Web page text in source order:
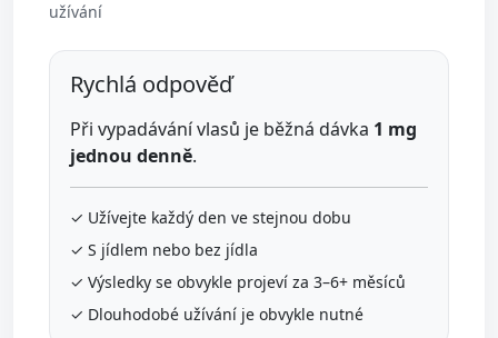
užívání
Rychlá odpověď
Při vypadávání vlasů je běžná dávka 1 mg
jednou denně.
✓ Užívejte každý den ve stejnou dobu
✓ S jídlem nebo bez jídla
✓ Výsledky se obvykle projeví za 3–6+ měsíců
✓ Dlouhodobé užívání je obvykle nutné